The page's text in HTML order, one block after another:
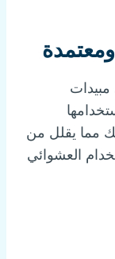
مما يقلل من
العشوائي